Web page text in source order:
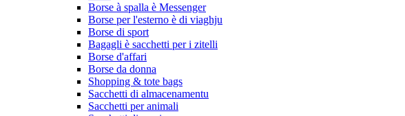
Borse à spalla è Messenger
Borse per l'esterno è di viaghju
Borse di sport
Bagagli è sacchetti per i zitelli
Borse d'affari
Borse da donna
Shopping & tote bags
Sacchetti di almacenamentu
Sacchetti per animali